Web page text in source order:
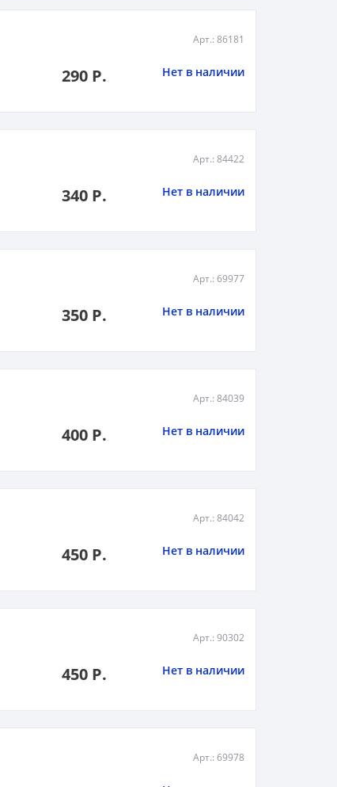
Арт.: 86181
290 Р. Нет в наличии
Арт.: 84422
340 Р. Нет в наличии
Арт.: 69977
350 Р. Нет в наличии
Арт.: 84039
400 Р. Нет в наличии
Арт.: 84042
450 Р. Нет в наличии
Арт.: 90302
450 Р. Нет в наличии
Арт.: 69978